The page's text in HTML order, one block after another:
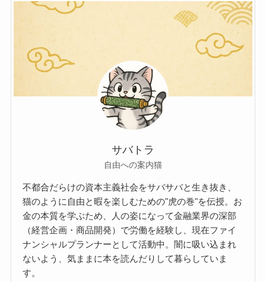
サバトラ
自由への案内猫
不都合だらけの資本主義社会をサバサバと生き抜き、
猫のように自由と暇を楽しむための"虎の巻"を伝授。お
金の本質を学ぶため、人の姿になって金融業界の深部
（経営企画・商品開発）で労働を経験し、現在ファイ
ナンシャルプランナーとして活動中。闇に吸い込まれ
ないよう、気ままに本を読んだりして暮らしていま
す。